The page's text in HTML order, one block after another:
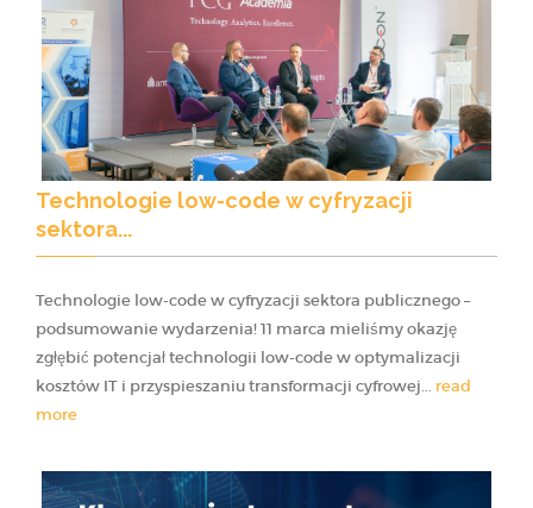
Technologie low-code w cyfryzacji
sektora...
Technologie low-code w cyfryzacji sektora publicznego –
podsumowanie wydarzenia! 11 marca mieliśmy okazję
zgłębić potencjał technologii low-code w optymalizacji
kosztów IT i przyspieszaniu transformacji cyfrowej... read
more